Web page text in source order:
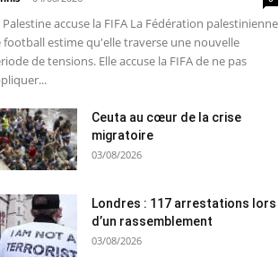
Palestine accuse la FIFA La Fédération palestinienne
football estime qu'elle traverse une nouvelle
de tensions. Elle accuse la FIFA de ne pas
Ceuta au cœur de la crise
migratoire
03/08/2026
Londres : 117 arrestations lors
d’un rassemblement
03/08/2026